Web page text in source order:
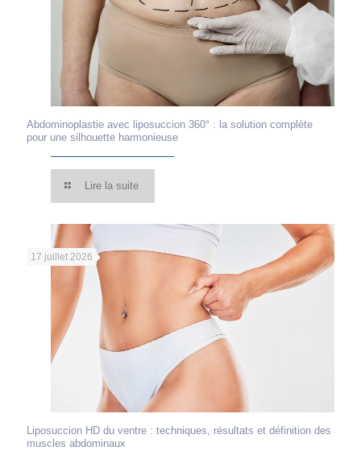
Abdominoplastie avec liposuccion 360° : la solution complète
pour une silhouette harmonieuse
Lire la suite
17 juillet 2026
Liposuccion HD du ventre : techniques, résultats et définition des
muscles abdominaux